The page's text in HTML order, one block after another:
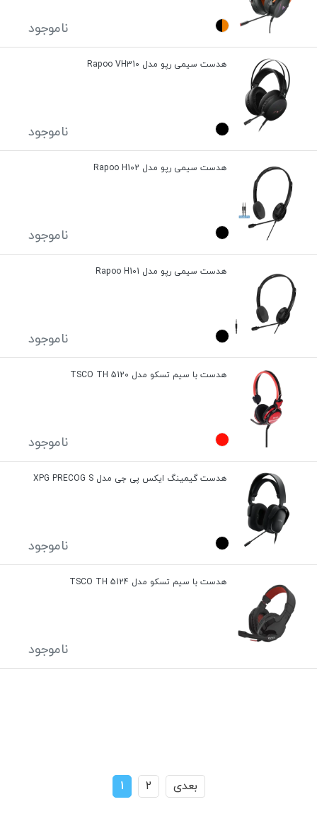
ناموجود
هدست سیمی رپو مدل Rapoo VH310
ناموجود
هدست سیمی رپو مدل Rapoo H102
ناموجود
هدست سیمی رپو مدل Rapoo H101
ناموجود
هدست با سیم تسکو مدل TSCO TH 5120
ناموجود
هدست گیمینگ ایکس پی جی مدل XPG PRECOG S
ناموجود
هدست با سیم تسکو مدل TSCO TH 5124
ناموجود
1 2 بعدی